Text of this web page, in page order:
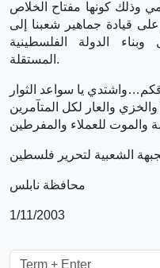
وذلك كونها مفتاح الخلاص
قيادة جماهير شعبنا إلى
وبناء الدولة الفلسطينية
المستقلة.
يا سواعد الثوار
والعار لكل المتآمرين
والموت للعملاء والمفرطين
الشعبية لتحرير فلسطين
محافظة نابلس
1/11/2003